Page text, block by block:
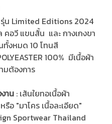
รุ่น Limited Editions 2024
อวี แขนสั้น และ กางเกงขา
ทั้งหมด 10 โทนสี
100% มีเนื้อผ้า
มต้องการ
าน : เส้นใยทอเนื้อผ้า
อ "มาโคร เนื้อละเอียด"
Sportwear Thailand